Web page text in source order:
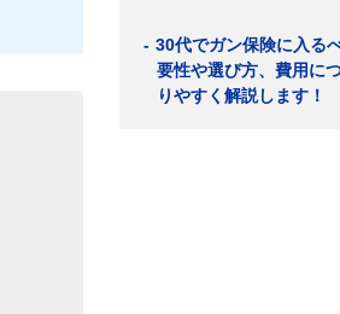
30代でガン保険に入る
要性や選び方、費用に
りやすく解説します！